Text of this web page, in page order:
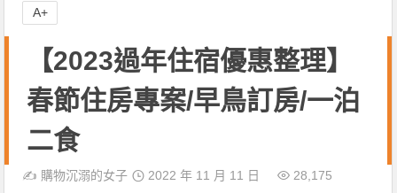
【2023過年住宿優惠整理】
春節住房專案/早鳥訂房/一泊
二食
✍️ 購物沉溺的女子 2022 年 11 月 11 日 28,175
A+